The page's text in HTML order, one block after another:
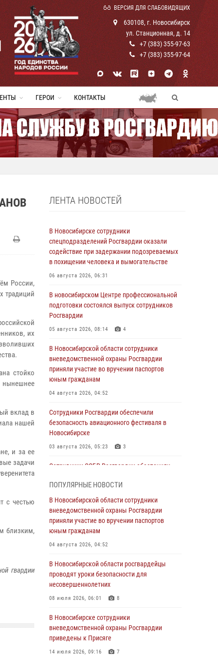
ВЕРСИЯ ДЛЯ СЛАБОВИДЯЩИХ
630108, г. Новосибирск
ул. Станционная, д. 14
+7 (383) 355-97-63
+7 (383) 355-97-64
ГЕРОИ КОНТАКТЫ
России,
традиций
их
стойко
нынешнее
вклад в
нашей
и за ее
задачи
с честью
близким,
гвардии
ЛЕНТА НОВОСТЕЙ
В Новосибирске сотрудники
спецподразделений Росгвардии оказали
содействие при задержании подозреваемых
в похищении человека и вымогательстве
06 августа 2026, 06:31
В новосибирском Центре профессиональной
подготовки состоялся выпуск сотрудников
Росгвардии
05 августа 2026, 08:14 4
В Новосибирской области сотрудники
вневедомственной охраны Росгвардии
приняли участие во вручении паспортов
юным гражданам
04 августа 2026, 04:52
Сотрудники Росгвардии обеспечили
безопасность авиационного фестиваля в
Новосибирске
03 августа 2026, 05:23 3
Сотрудники СОБР Росгвардии обеспечили
обысков в рамках расследования серии
мошенничеств
31 июля 2026, 07:52
В Новосибирском военном институте
30 июля 2026, 08:11 8
При силовой поддержке бойцов ОМОН и
СОБР Росгвардии пресечена деятельность
сфере страхования
29 июля 2026, 05:19
В Новосибирске сотрудниками
ПОПУЛЯРНЫЕ НОВОСТИ
В Новосибирской области сотрудники
вневедомственной охраны Росгвардии
приняли участие во вручении паспортов
юным гражданам
04 августа 2026, 04:52
В Новосибирской области росгвардейцы
проводят уроки безопасности для
несовершеннолетних
08 июля 2026, 06:01 8
В Новосибирске сотрудники
вневедомственной охраны Росгвардии
приведены к Присяге
14 июля 2026, 09:16 7